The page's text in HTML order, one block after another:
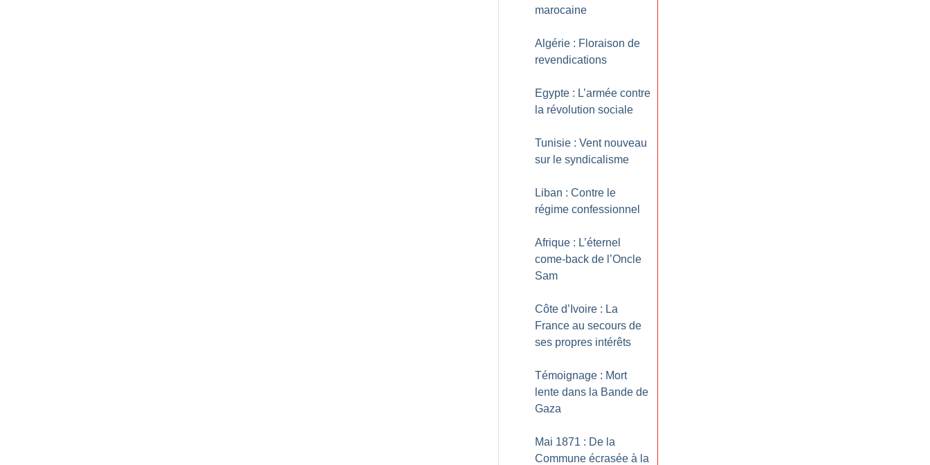
marocaine
Algérie : Floraison de
revendications
Egypte : L’armée contre
la révolution sociale
Tunisie : Vent nouveau
sur le syndicalisme
Liban : Contre le
régime confessionnel
Afrique : L’éternel
come-back de l’Oncle
Sam
Côte d’Ivoire : La
France au secours de
ses propres intérêts
Témoignage : Mort
lente dans la Bande de
Gaza
Mai 1871 : De la
Commune écrasée à la